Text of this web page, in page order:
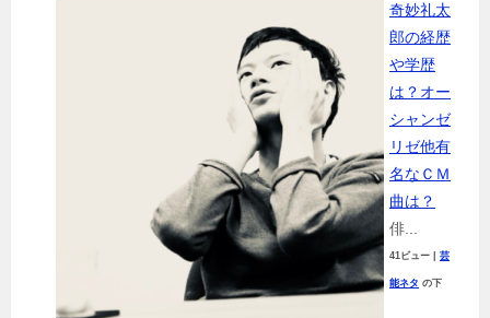
奇妙礼太
郎の経歴
や学歴
は？オー
シャンゼ
リゼ他有
名なＣＭ
曲は？
俳...
41ビュー 芸
能ネタ の下